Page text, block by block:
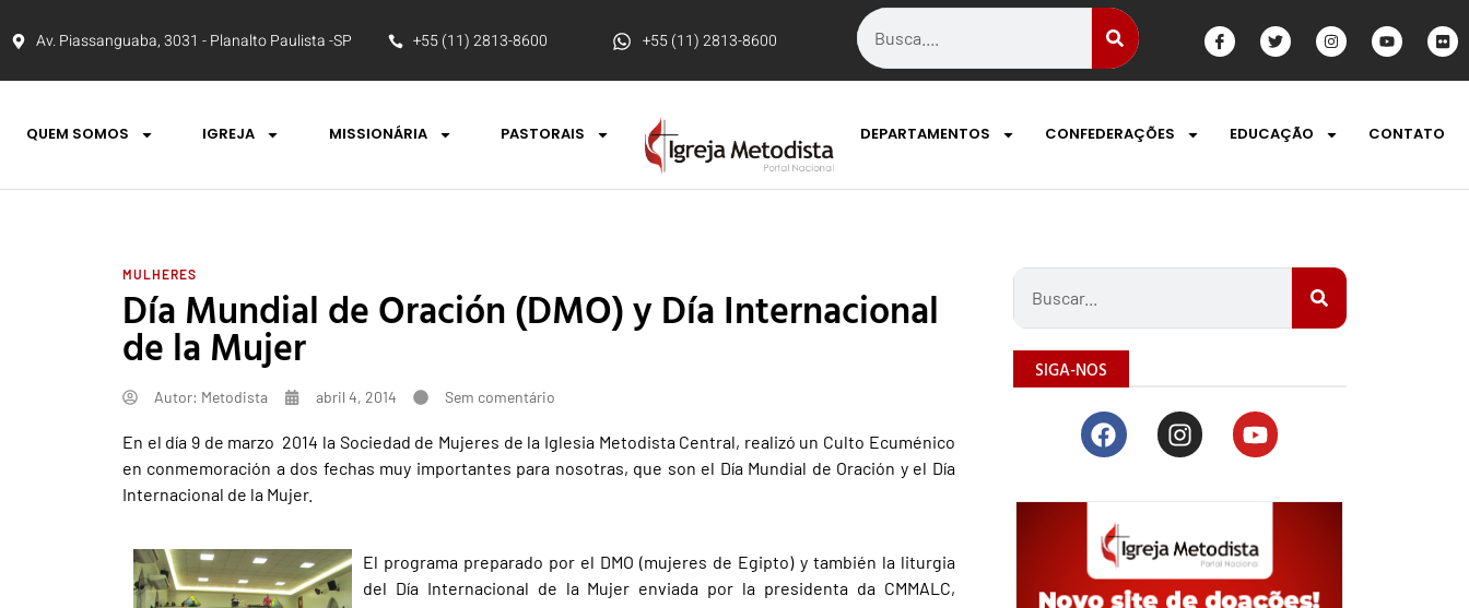
Av. Piassanguaba, 3031 - Planalto Paulista -SP +55 (11) 2813-8600 +55 (11) 2813-8600
QUEM SOMOS IGREJA MISSIONÁRIA PASTORAIS DEPARTAMENTOS CONFEDERAÇÕES EDUCAÇÃO CONTATO
MULHERES
Día Mundial de Oración (DMO) y Día Internacional
de la Mujer
Autor: Metodista abril 4, 2014 Sem comentário
En el día 9 de marzo 2014 la Sociedad de Mujeres de la Iglesia Metodista Central, realizó un Culto Ecuménico
en conmemoración a dos fechas muy importantes para nosotras, que son el Día Mundial de Oración y el Día
Internacional de la Mujer.
El programa preparado por el DMO (mujeres de Egipto) y también la liturgia
del Día Internacional de la Mujer enviada por la presidenta da CMMALC,
SIGA-NOS